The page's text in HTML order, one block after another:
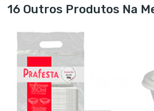
16 Outros Produtos Na